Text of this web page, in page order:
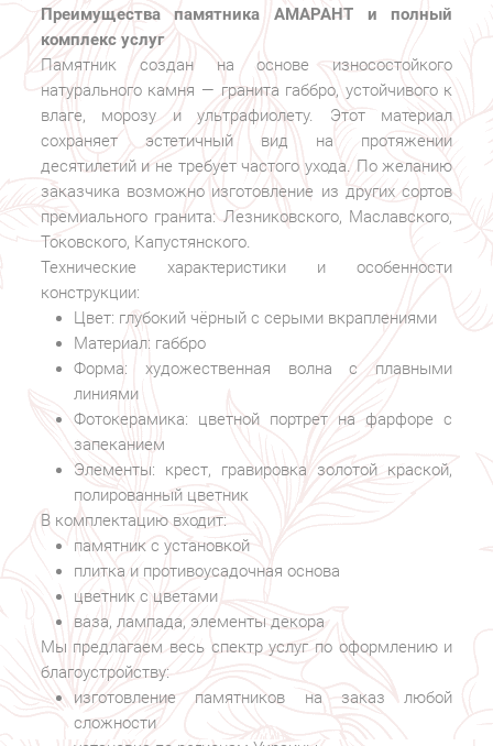
Преимущества памятника АМАРАНТ и полный
комплекс услуг
Памятник создан на основе износостойкого
натурального камня — гранита габбро, устойчивого к
влаге, морозу и ультрафиолету. Этот материал
сохраняет эстетичный вид на протяжении
десятилетий и не требует частого ухода. По желанию
заказчика возможно изготовление из других сортов
премиального гранита: Лезниковского, Маславского,
Токовского, Капустянского.
Технические характеристики и особенности
конструкции:
Цвет: глубокий чёрный с серыми вкраплениями
Материал: габбро
Форма: художественная волна с плавными
линиями
Фотокерамика: цветной портрет на фарфоре с
запеканием
Элементы: крест, гравировка золотой краской,
полированный цветник
В комплектацию входит:
памятник с установкой
плитка и противоусадочная основа
цветник с цветами
ваза, лампада, элементы декора
Мы предлагаем весь спектр услуг по оформлению и
благоустройству:
изготовление памятников на заказ любой
сложности